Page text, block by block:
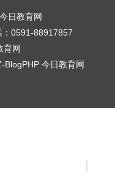
日教育网
：0591-88917857
育网
BlogPHP 今日教育网